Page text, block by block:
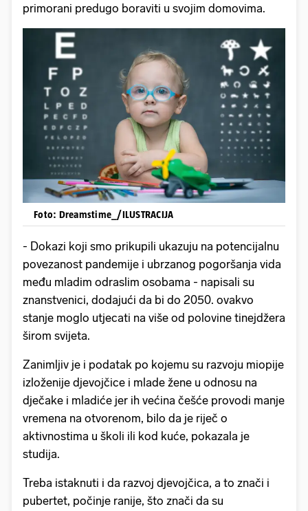
primorani predugo boraviti u svojim domovima.
Foto: Dreamstime_/ILUSTRACIJA
- Dokazi koji smo prikupili ukazuju na potencijalnu
povezanost pandemije i ubrzanog pogoršanja vida
među mladim odraslim osobama - napisali su
znanstvenici, dodajući da bi do 2050. ovakvo
stanje moglo utjecati na više od polovine tinejdžera
širom svijeta.
Zanimljiv je i podatak po kojemu su razvoju miopije
izloženije djevojčice i mlade žene u odnosu na
dječake i mladiće jer ih većina češće provodi manje
vremena na otvorenom, bilo da je riječ o
aktivnostima u školi ili kod kuće, pokazala je
studija.
Treba istaknuti i da razvoj djevojčica, a to znači i
pubertet, počinje ranije, što znači da su